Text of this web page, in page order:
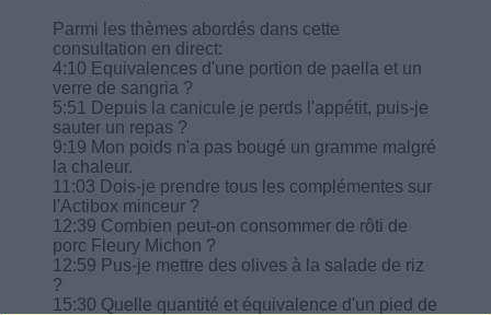
Parmi les thèmes abordés dans cette
consultation en direct:
4:10 Equivalences d'une portion de paella et un
verre de sangria ?
5:51 Depuis la canicule je perds l'appétit, puis-je
sauter un repas ?
9:19 Mon poids n'a pas bougé un gramme malgré
la chaleur.
11:03 Dois-je prendre tous les complémentes sur
l'Actibox minceur ?
12:39 Combien peut-on consommer de rôti de
porc Fleury Michon ?
12:59 Pus-je mettre des olives à la salade de riz
?
15:30 Quelle quantité et équivalence d'un pied de